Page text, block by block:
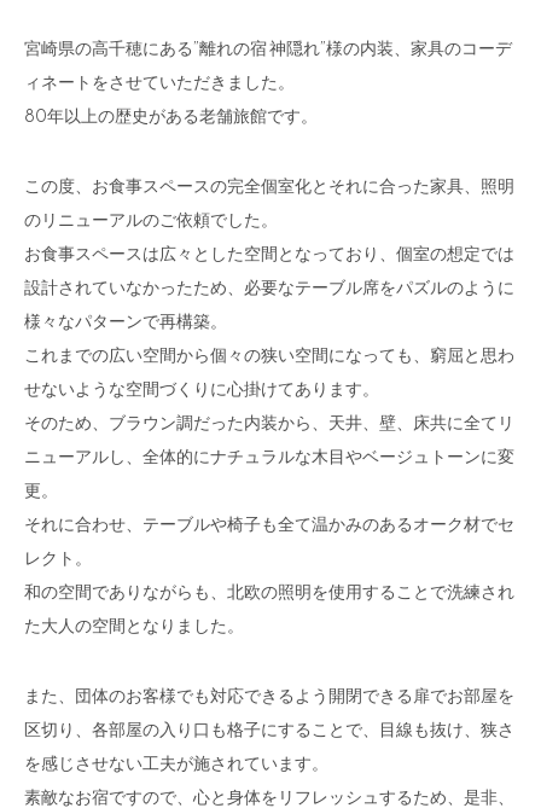
宮崎県の高千穂にある”離れの宿 神隠れ”様の内装、家具のコーデ
ィネートをさせていただきました。
80年以上の歴史がある老舗旅館です。
この度、お食事スペースの完全個室化とそれに合った家具、照明
のリニューアルのご依頼でした。
お食事スペースは広々とした空間となっており、個室の想定では
設計されていなかったため、必要なテーブル席をパズルのように
様々なパターンで再構築。
これまでの広い空間から個々の狭い空間になっても、窮屈と思わ
せないような空間づくりに心掛けてあります。
そのため、ブラウン調だった内装から、天井、壁、床共に全てリ
ニューアルし、全体的にナチュラルな木目やベージュトーンに変
更。
それに合わせ、テーブルや椅子も全て温かみのあるオーク材でセ
レクト。
和の空間でありながらも、北欧の照明を使用することで洗練され
た大人の空間となりました。
また、団体のお客様でも対応できるよう開閉できる扉でお部屋を
区切り、各部屋の入り口も格子にすることで、目線も抜け、狭さ
を感じさせない工夫が施されています。
素敵なお宿ですので、心と身体をリフレッシュするため、是非、